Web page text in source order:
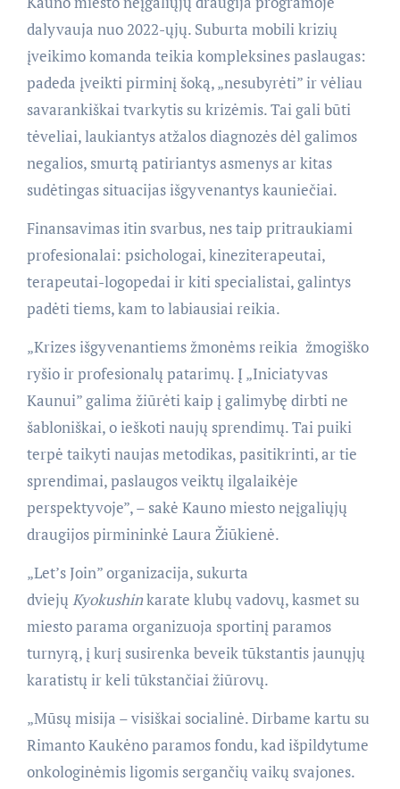
dalyvauja nuo 2022-ųjų. Suburta mobili krizių
įveikimo komanda teikia kompleksines paslaugas:
padeda įveikti pirminį šoką, „nesubyrėti” ir vėliau
savarankiškai tvarkytis su krizėmis. Tai gali būti
tėveliai, laukiantys atžalos diagnozės dėl galimos
negalios, smurtą patiriantys asmenys ar kitas
sudėtingas situacijas išgyvenantys kauniečiai.
Finansavimas itin svarbus, nes taip pritraukiami
profesionalai: psichologai, kineziterapeutai,
terapeutai-logopedai ir kiti specialistai, galintys
padėti tiems, kam to labiausiai reikia.
„Krizes išgyvenantiems žmonėms reikia žmogiško
ryšio ir profesionalų patarimų. Į „Iniciatyvas
Kaunui” galima žiūrėti kaip į galimybę dirbti ne
šabloniškai, o ieškoti naujų sprendimų. Tai puiki
terpė taikyti naujas metodikas, pasitikrinti, ar tie
sprendimai, paslaugos veiktų ilgalaikėje
perspektyvoje”, – sakė Kauno miesto neįgaliųjų
draugijos pirmininkė Laura Žiūkienė.
„Let’s Join” organizacija, sukurta
dviejų Kyokushinkarate klubų vadovų, kasmet su
miesto parama organizuoja sportinį paramos
turnyrą, į kurį susirenka beveik tūkstantis jaunųjų
karatistų ir keli tūkstančiai žiūrovų.
„Mūsų misija – visiškai socialinė. Dirbame kartu su
Rimanto Kaukėno paramos fondu, kad išpildytume
onkologinėmis ligomis sergančių vaikų svajones.